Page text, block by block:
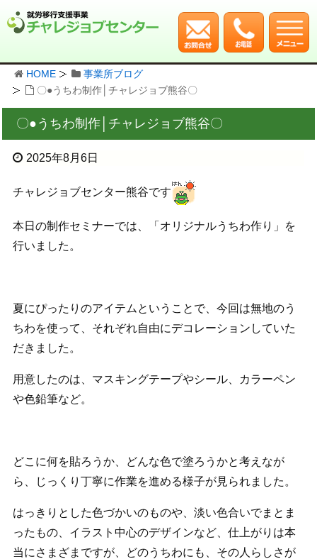
HOME
事業所ブログ
〇●うちわ制作│チャレジョブ熊谷〇
〇●うちわ制作│チャレジョブ熊谷〇
2025年8月6日
チャレジョブセンター熊谷です
本日の制作セミナーでは、「オリジナルうちわ作り」を
行いました。
夏にぴったりのアイテムということで、今回は無地のう
ちわを使って、それぞれ自由にデコレーションしていた
だきました。
用意したのは、マスキングテープやシール、カラーペン
や色鉛筆など。
どこに何を貼ろうか、どんな色で塗ろうかと考えなが
ら、じっくり丁寧に作業を進める様子が見られました。
はっきりとした色づかいのものや、淡い色合いでまとま
ったもの、イラスト中心のデザインなど、仕上がりは本
当にさまざまですが、どのうちわにも、その人らしさが